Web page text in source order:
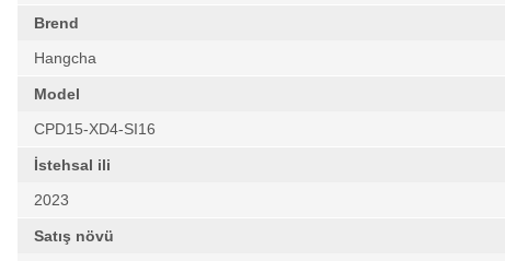
Brend
Hangcha
Model
CPD15-XD4-SI16
İstehsal ili
2023
Satış növü